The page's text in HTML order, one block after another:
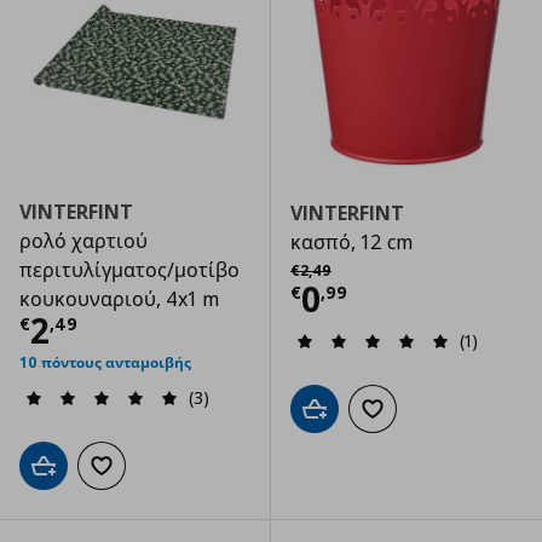
VINTERFINT
ρολό χαρτιού
περιτυλίγματος/μοτίβο
κουκουναριού, 4x1 m
€2,49
Τρέχουσα τιμή € 2,49
10 πόντους ανταμοιβής
(3)
Προσθήκη στο καλάθι
Προσθήκη στα αγαπημένα
VINTERFINT
κασπό, 12 cm
€2,49
Αρχική τιμή
€0,99
Τρέχουσα
(1)
Προσθήκη στο καλάθι
Προσθήκη στα